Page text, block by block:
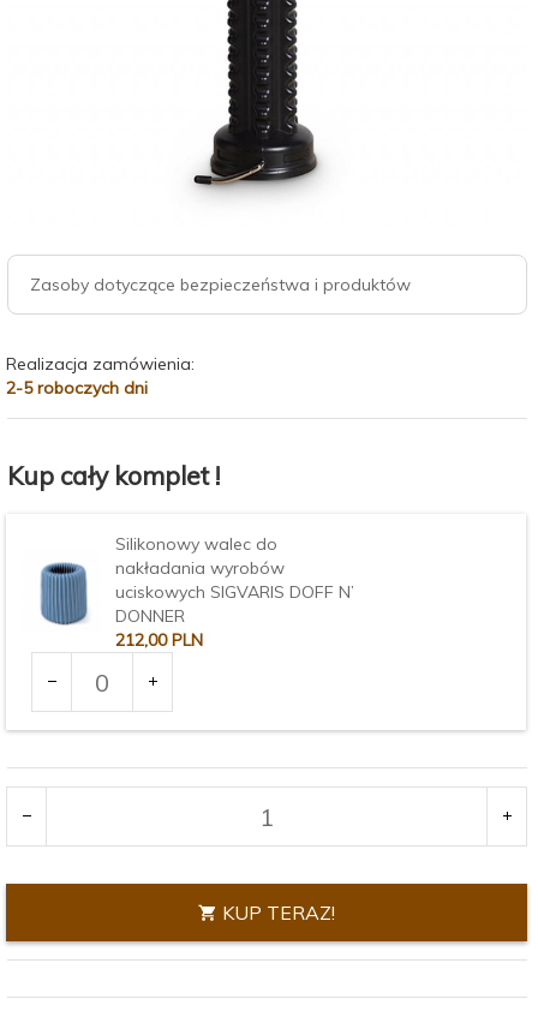
Zasoby dotyczące bezpieczeństwa i produktów
Realizacja zamówienia:
2-5 roboczych dni
Kup cały komplet !
Silikonowy walec do
nakładania wyrobów
uciskowych SIGVARIS DOFF N’
DONNER
212,00 PLN
dla
produktu
2235
KUP TERAZ!